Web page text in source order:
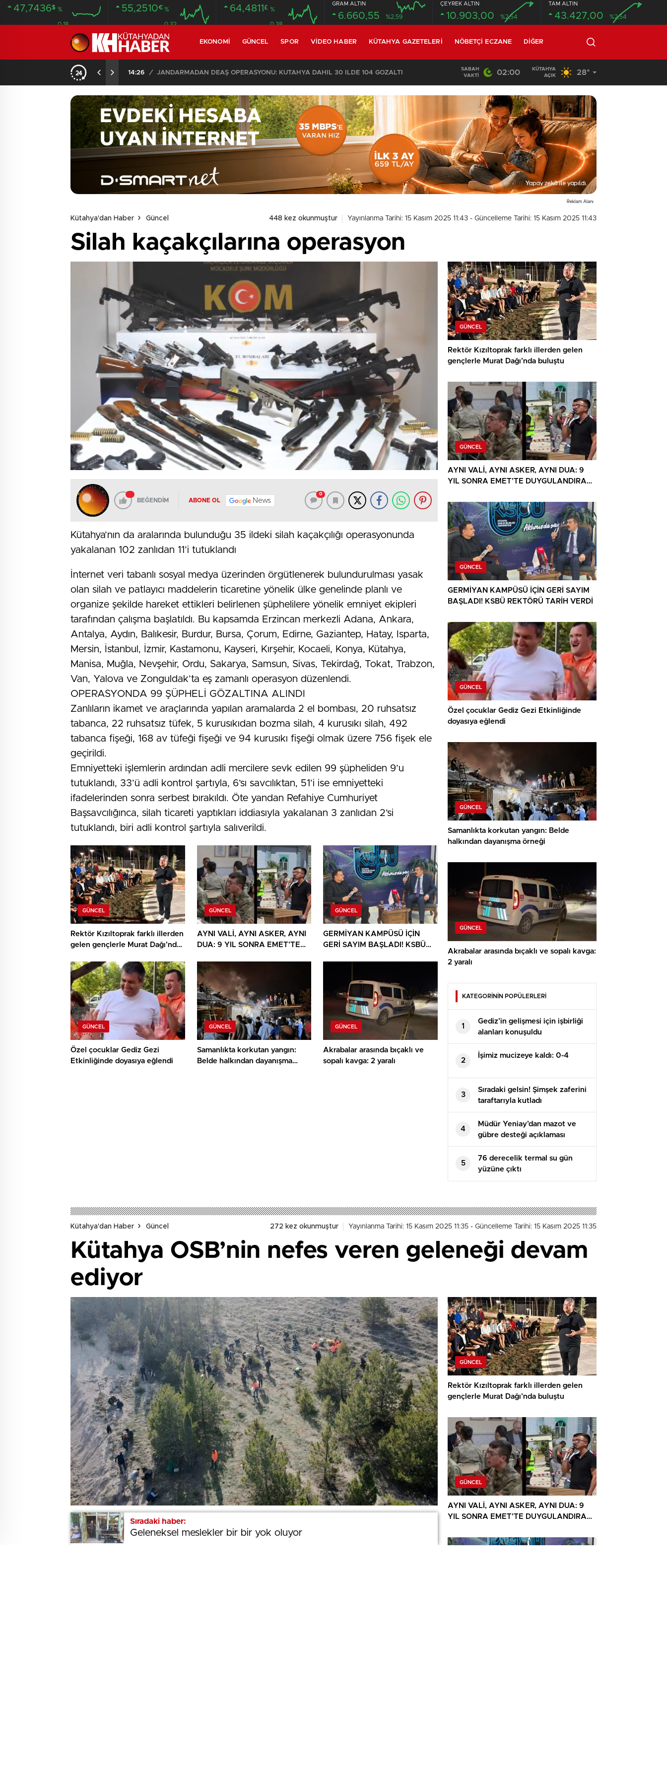
47,7436$ %
0.18
55,2510€ %
0.32
64,4811 £ %
0.38
GRAM ALTIN
6.660,55 %2,59
ÇEYREK ALTIN
10.903,00 %2,54
TAM ALTIN
43.427,00 %2,54
EKONOMI GÜNCEL SPOR VIDEO HABER KÜTAHYA GAZETELERI NÖBETÇI ECZANE DIĞER
14:26 / JANDARMADAN DEAŞ OPERASYONU: KÜTAHYA DAHİL 30 İLDE 104 GÖZALTI 02:03 /
SABAH
VAKTI
02:00
KÜTAHYA
AÇIK
28°
Reklam Alanı
Kütahya'dan Haber Güncel 448 kez okunmuştur Yayınlanma Tarihi: 15 Kasım 2025 11:43 - Güncelleme Tarihi: 15 Kasım 2025 11:43
Silah kaçakçılarına operasyon
BEĞENDİM ABONE OL News
0
Kütahya’nın da aralarında bulunduğu 35 ildeki silah kaçakçılığı operasyonunda
yakalanan 102 zanlıdan 11’i tutuklandı
İnternet veri tabanlı sosyal medya üzerinden örgütlenerek bulundurulması yasak
olan silah ve patlayıcı maddelerin ticaretine yönelik ülke genelinde planlı ve
organize şekilde hareket ettikleri belirlenen şüphelilere yönelik emniyet ekipleri
tarafından çalışma başlatıldı. Bu kapsamda Erzincan merkezli Adana, Ankara,
Antalya, Aydın, Balıkesir, Burdur, Bursa, Çorum, Edirne, Gaziantep, Hatay, Isparta,
Mersin, İstanbul, İzmir, Kastamonu, Kayseri, Kırşehir, Kocaeli, Konya, Kütahya,
Manisa, Muğla, Nevşehir, Ordu, Sakarya, Samsun, Sivas, Tekirdağ, Tokat, Trabzon,
Van, Yalova ve Zonguldak’ta eş zamanlı operasyon düzenlendi.
OPERASYONDA 99 ŞÜPHELİ GÖZALTINA ALINDI
Zanlıların ikamet ve araçlarında yapılan aramalarda 2 el bombası, 20 ruhsatsız
tabanca, 22 ruhsatsız tüfek, 5 kurusıkıdan bozma silah, 4 kurusıkı silah, 492
tabanca fişeği, 168 av tüfeği fişeği ve 94 kurusıkı fişeği olmak üzere 756 fişek ele
geçirildi.
Emniyetteki işlemlerin ardından adli mercilere sevk edilen 99 şüpheliden 9’u
tutuklandı, 33’ü adli kontrol şartıyla, 6’sı savcılıktan, 51’i ise emniyetteki
ifadelerinden sonra serbest bırakıldı. Öte yandan Refahiye Cumhuriyet
Başsavcılığınca, silah ticareti yaptıkları iddiasıyla yakalanan 3 zanlıdan 2’si
tutuklandı, biri adli kontrol şartıyla salıverildi.
GÜNCEL
Rektör Kızıltoprak farklı illerden
gelen gençlerle Murat Dağı’nda
GÜNCEL
AYNI VALİ, AYNI ASKER, AYNI
DUA: 9 YIL SONRA EMET’TE
GÜNCEL
GERMİYAN KAMPÜSÜ İÇİN
GERİ SAYIM BAŞLADI! KSBÜ
GÜNCEL
Özel çocuklar Gediz Gezi
Etkinliğinde doyasıya eğlendi
GÜNCEL
Samanlıkta korkutan yangın:
Belde halkından dayanışma
GÜNCEL
Akrabalar arasında bıçaklı ve
sopalı kavga: 2 yaralı
Sıradaki haber:
Geleneksel meslekler bir bir yok oluyor
GÜNCEL
Rektör Kızıltoprak farklı illerden gelen
gençlerle Murat Dağı’nda buluştu
GÜNCEL
AYNI VALİ, AYNI ASKER, AYNI DUA: 9
YIL SONRA EMET’TE DUYGULANDIRAN
GÜNCEL
GERMİYAN KAMPÜSÜ İÇİN GERİ SAYIM
BAŞLADI! KSBÜ REKTÖRÜ TARİH VERDİ
GÜNCEL
Özel çocuklar Gediz Gezi Etkinliğinde
doyasıya eğlendi
GÜNCEL
Samanlıkta korkutan yangın: Belde
halkından dayanışma örneği
GÜNCEL
Akrabalar arasında bıçaklı ve sopalı kavga:
2 yaralı
KATEGORİNİN POPÜLERLERİ
1
Gediz’in gelişmesi için işbirliği
alanları konuşuldu
2
İşimiz mucizeye kaldı: 0-4
3
Sıradaki gelsin! Şimşek zaferini
taraftarıyla kutladı
4
Müdür Yeniay’dan mazot ve
gübre desteği açıklaması
5
76 derecelik termal su gün
yüzüne çıktı
Kütahya'dan Haber Güncel 272 kez okunmuştur Yayınlanma Tarihi: 15 Kasım 2025 11:35 - Güncelleme Tarihi: 15 Kasım 2025 11:35
Kütahya OSB’nin nefes veren geleneği devam
ediyor
BEĞENDİM ABONE OL News
Sıradaki haber:
Geleneksel meslekler bir bir yok oluyor
GÜNCEL
Rektör Kızıltoprak farklı illerden gelen
gençlerle Murat Dağı’nda buluştu
GÜNCEL
AYNI VALİ, AYNI ASKER, AYNI DUA: 9
YIL SONRA EMET’TE DUYGULANDIRAN